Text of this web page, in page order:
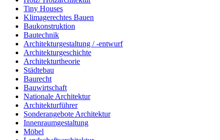
Tiny Houses
Klimagerechtes Bauen
Baukonstruktion
Bautechnik
Architekturgestaltung / -entwurf
Architekturgeschichte
Architekturtheorie
Städtebau
Baurecht
Bauwirtschaft
Nationale Architektur
Architekturführer
Sonderangebote Architektur
Innenraumgestaltung
Möbel